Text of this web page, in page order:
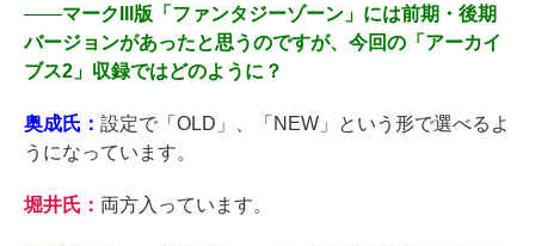
――マークIII版「ファンタジーゾーン」には前期・後期
バージョンがあったと思うのですが、今回の「アーカイ
ブス2」収録ではどのように？
奥成氏： 設定で「OLD」、「NEW」という形で選べるよ
うになっています。
堀井氏： 両方入っています。